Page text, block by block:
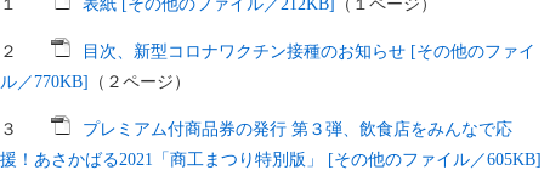
１ 表紙 [その他のファイル／212KB] （１ページ）
２
目次、新型コロナワクチン接種のお知らせ [その他のファイ
ル／770KB]
（２ページ）
３
プレミアム付商品券の発行 第３弾、飲食店をみんなで応
援！あさかばる2021「商工まつり特別版」 [その他のファイル／605KB]